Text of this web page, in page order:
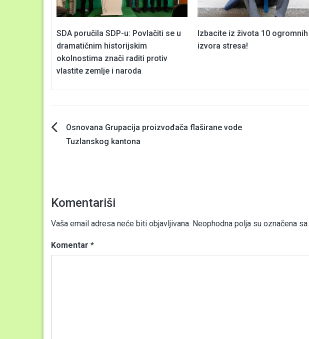
SDA poručila SDP-u: Povlačiti se u
dramatičnim historijskim
okolnostima znači raditi protiv
vlastite zemlje i naroda
Izbacite iz života 10 ogromnih
izvora stresa!
Navigacija
Osnovana Grupacija proizvođača flaširane vode
Tuzlanskog kantona
Komentariši
Vaša email adresa neće biti objavljivana. Neophodna polja su označena sa
Komentar *